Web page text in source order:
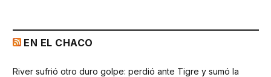
EN EL CHACO
River sufrió otro duro golpe: perdió ante Tigre y sumó la